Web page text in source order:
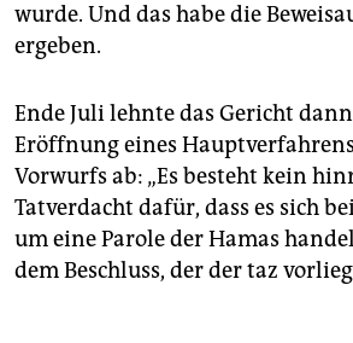
wurde. Und das habe die
ergeben.
Ende Juli lehnte das Gericht
Eröffnung eines Hauptverfahrens
Vorwurfs ab: „Es besteht kein
Tatverdacht dafür, dass es sich
um eine Parole der Hamas
dem Beschluss, der der taz